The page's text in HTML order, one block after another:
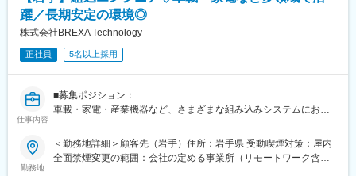
（3）安心の評価制度
・当社は職能によるグレード制で、年間目標を設定し評価を行う
制度を取り入れています。
・自己評価の上に、就業先で実施するアンケートや担当者へのヒ
アリングと、当社所属長の判断、また査定会議で評価が決定しま
す。
・評価基準やプロセスが明確で、がんばりがきちんと評価されま
■企業概要：
・当社は(株)富士テクノホールディングス（東証TOKYO Pro
◇次世代カーナビゲーションシステム制御ソフトウェアの開発
◇半導体製造装置の制御ソフトウェアの開発
■当社の魅力ポイント：
◇長期で安心して働ける環境
・定年65歳より、腰を据えて働くことが可能
・長期案件が多く、安定した参画が可能
◇経験が活きる工程が中心
◇幅広い組み込み案件への参画機会
・車載・家電・産業機器・IoTなど多領域を担当
躍／長期安定の環境◎
株式会社BREXA Technology
正社員 5名以上採用
仕事内容
■募集ポジション：
車載・家電・産業機器など、さまざまな組み込みシステムにおけ
ってきた経験を活かしながら、安定した環境で長期的に活躍いた
だけます。
勤務地
＜勤務地詳細＞顧客先（岩手）住所：岩手県 受動喫煙対策：屋内
全面禁煙変更の範囲：会社の定める事業所（リモートワーク含